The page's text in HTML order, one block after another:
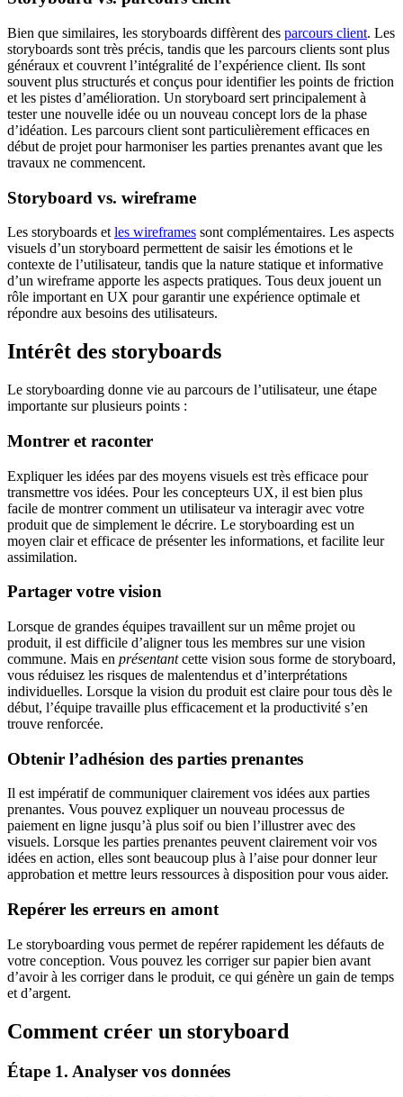
Bien que similaires, les storyboards diffèrent des parcours client. Les
storyboards sont très précis, tandis que les parcours clients sont plus
généraux et couvrent l’intégralité de l’expérience client. Ils sont
souvent plus structurés et conçus pour identifier les points de friction
et les pistes d’amélioration. Un storyboard sert principalement à
tester une nouvelle idée ou un nouveau concept lors de la phase
d’idéation. Les parcours client sont particulièrement efficaces en
début de projet pour harmoniser les parties prenantes avant que les
travaux ne commencent.
Storyboard vs. wireframe
Les storyboards et les wireframes sont complémentaires. Les aspects
visuels d’un storyboard permettent de saisir les émotions et le
contexte de l’utilisateur, tandis que la nature statique et informative
d’un wireframe apporte les aspects pratiques. Tous deux jouent un
rôle important en UX pour garantir une expérience optimale et
répondre aux besoins des utilisateurs.
Intérêt des storyboards
Le storyboarding donne vie au parcours de l’utilisateur, une étape
importante sur plusieurs points :
Montrer et raconter
Expliquer les idées par des moyens visuels est très efficace pour
transmettre vos idées. Pour les concepteurs UX, il est bien plus
facile de montrer comment un utilisateur va interagir avec votre
produit que de simplement le décrire. Le storyboarding est un
moyen clair et efficace de présenter les informations, et facilite leur
assimilation.
Partager votre vision
Lorsque de grandes équipes travaillent sur un même projet ou
produit, il est difficile d’aligner tous les membres sur une vision
commune. Mais en présentantcette vision sous forme de storyboard,
vous réduisez les risques de malentendus et d’interprétations
individuelles. Lorsque la vision du produit est claire pour tous dès le
début, l’équipe travaille plus efficacement et la productivité s’en
trouve renforcée.
Obtenir l’adhésion des parties prenantes
Il est impératif de communiquer clairement vos idées aux parties
prenantes. Vous pouvez expliquer un nouveau processus de
paiement en ligne jusqu’à plus soif ou bien l’illustrer avec des
visuels. Lorsque les parties prenantes peuvent clairement voir vos
idées en action, elles sont beaucoup plus à l’aise pour donner leur
approbation et mettre leurs ressources à disposition pour vous aider.
Repérer les erreurs en amont
Le storyboarding vous permet de repérer rapidement les défauts de
votre conception. Vous pouvez les corriger sur papier bien avant
d’avoir à les corriger dans le produit, ce qui génère un gain de temps
et d’argent.
Comment créer un storyboard
Étape 1. Analyser vos données